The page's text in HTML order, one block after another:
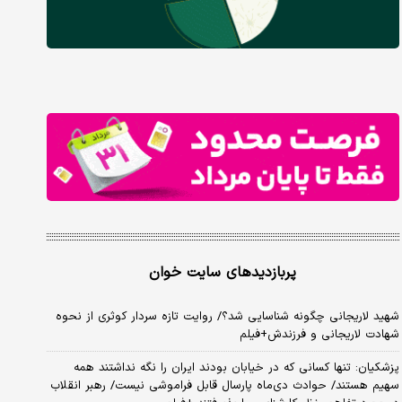
پربازدیدهای سایت خوان
شهید لاریجانی چگونه شناسایی شد؟/ روایت تازه سردار کوثری از نحوه
شهادت لاریجانی و فرزندش+فیلم
پزشکیان: تنها کسانی که در خیابان بودند ایران را نگه نداشتند همه
سهیم هستند/ حوادث دی‌ماه پارسال قابل فراموشی نیست/ رهبر انقلاب